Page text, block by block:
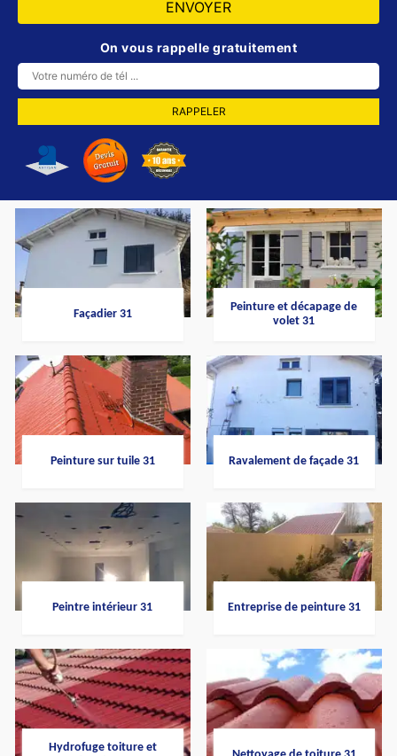
On vous rappelle gratuitement
Façadier 31
Peinture et décapage de
volet 31
Peinture sur tuile 31 Ravalement de façade 31
Peintre intérieur 31 Entreprise de peinture 31
Hydrofuge toiture et